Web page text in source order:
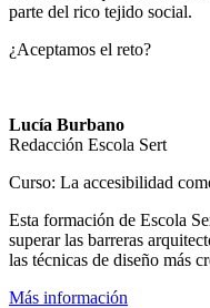
parte del rico tejido social.
¿Aceptamos el reto?
Lucía Burbano
Redacción Escola Sert
Curso: La accesibilidad
Esta formación de Escola
superar las barreras
las técnicas de diseño más
Más información